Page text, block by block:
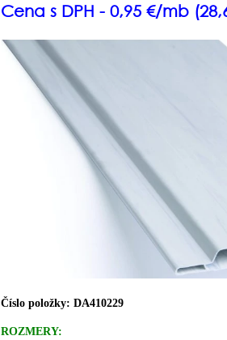
Cena s DPH - 0,95 €/mb
Číslo položky: DA410229
ROZMERY: